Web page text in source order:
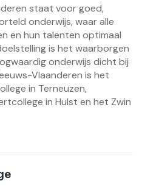
staat voor goed,
onderwijs, waar alle
en hun talenten optimaal
is het waarborgen
onderwijs dicht bij
Vlaanderen is het
in Terneuzen,
in Hulst en het Zwin